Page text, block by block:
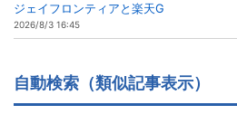
ジェイフロンティアと楽天G
2026/8/3 16:45
自動検索（類似記事表示）